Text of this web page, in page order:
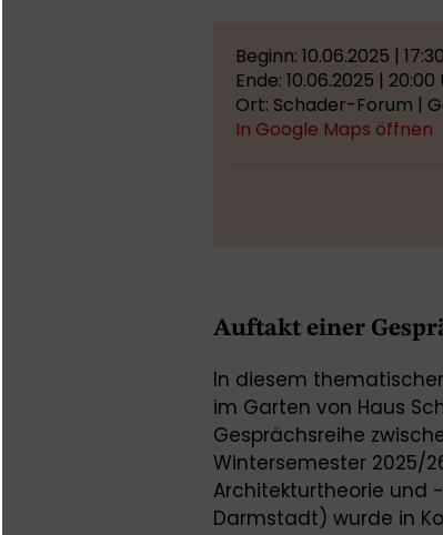
Beginn: 10.06.2025 |
Ende: 10.06.2025 | 20:00
Ort: Schader-Forum |
In Google Maps öffnen
Auftakt einer
In diesem
im Garten von Haus
Gesprächsreihe
Wintersemester 2025/
Architekturtheorie und
Darmstadt) wurde in